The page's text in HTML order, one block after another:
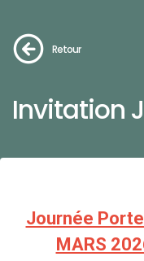
Retour
Invitation
Journée
MARS